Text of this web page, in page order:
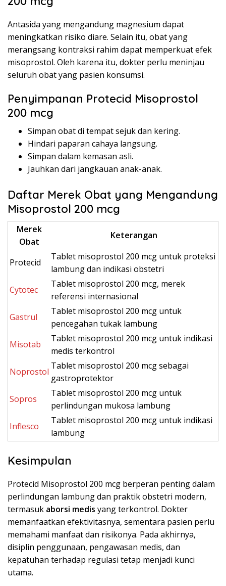
Antasida yang mengandung magnesium dapat
meningkatkan risiko diare. Selain itu, obat yang
merangsang kontraksi rahim dapat memperkuat efek
misoprostol. Oleh karena itu, dokter perlu meninjau
seluruh obat yang pasien konsumsi.
Penyimpanan Protecid Misoprostol
200 mcg
Simpan obat di tempat sejuk dan kering.
Hindari paparan cahaya langsung.
Simpan dalam kemasan asli.
Jauhkan dari jangkauan anak-anak.
Daftar Merek Obat yang Mengandung
Misoprostol 200 mcg
Merek
Obat
Keterangan
Protecid
Tablet misoprostol 200 mcg untuk proteksi
lambung dan indikasi obstetri
Cytotec
Tablet misoprostol 200 mcg, merek
referensi internasional
Gastrul
Tablet misoprostol 200 mcg untuk
pencegahan tukak lambung
Misotab
Tablet misoprostol 200 mcg untuk indikasi
medis terkontrol
Noprostol
Tablet misoprostol 200 mcg sebagai
gastroprotektor
Sopros
Tablet misoprostol 200 mcg untuk
perlindungan mukosa lambung
Inflesco
Tablet misoprostol 200 mcg untuk indikasi
lambung
Kesimpulan
Protecid Misoprostol 200 mcg berperan penting dalam
perlindungan lambung dan praktik obstetri modern,
termasuk aborsi medis yang terkontrol. Dokter
memanfaatkan efektivitasnya, sementara pasien perlu
memahami manfaat dan risikonya. Pada akhirnya,
disiplin penggunaan, pengawasan medis, dan
kepatuhan terhadap regulasi tetap menjadi kunci
utama.